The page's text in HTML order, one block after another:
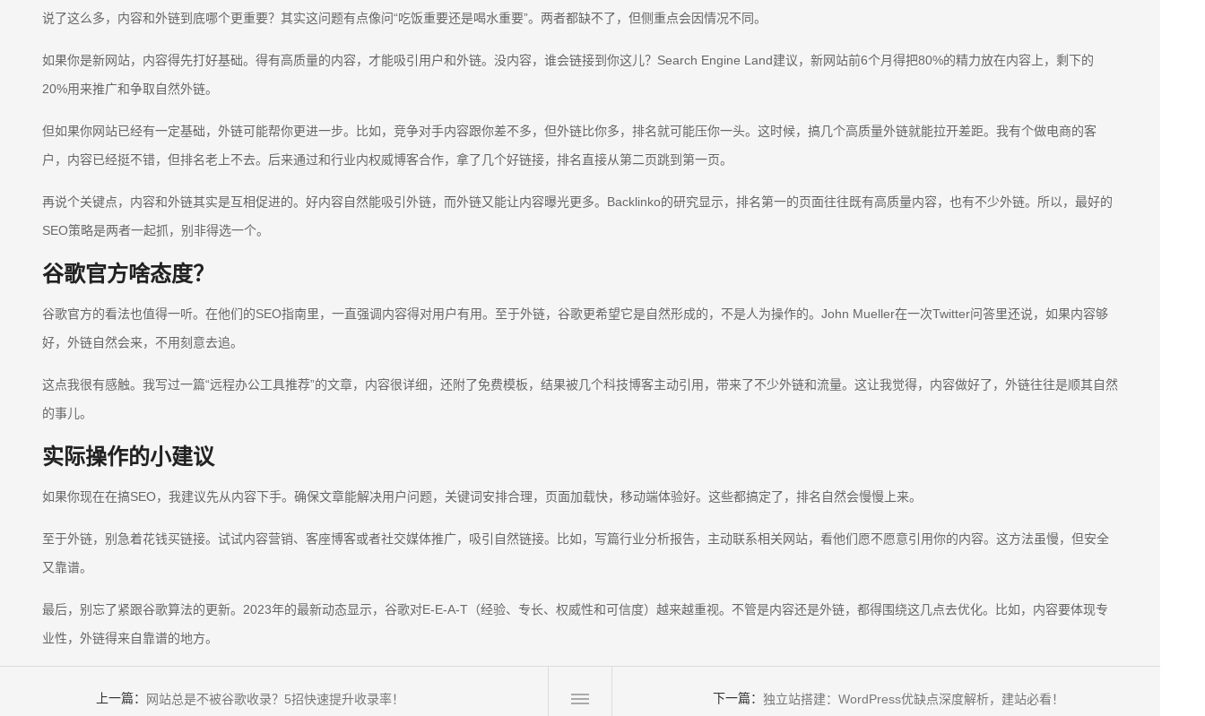
说了这么多，内容和外链到底哪个更重要？其实这问题有点像问“吃饭重要还是喝水重要”。两者都缺不了，但侧重点会因情况不同。
如果你是新网站，内容得先打好基础。得有高质量的内容，才能吸引用户和外链。没内容，谁会链接到你这儿？Search Engine Land建议，新网站前6个月得把80%的精力放在内容上，剩下的
20%用来推广和争取自然外链。
但如果你网站已经有一定基础，外链可能帮你更进一步。比如，竞争对手内容跟你差不多，但外链比你多，排名就可能压你一头。这时候，搞几个高质量外链就能拉开差距。我有个做电商的客
户，内容已经挺不错，但排名老上不去。后来通过和行业内权威博客合作，拿了几个好链接，排名直接从第二页跳到第一页。
再说个关键点，内容和外链其实是互相促进的。好内容自然能吸引外链，而外链又能让内容曝光更多。Backlinko的研究显示，排名第一的页面往往既有高质量内容，也有不少外链。所以，最好的
SEO策略是两者一起抓，别非得选一个。
谷歌官方啥态度？
谷歌官方的看法也值得一听。在他们的SEO指南里，一直强调内容得对用户有用。至于外链，谷歌更希望它是自然形成的，不是人为操作的。John Mueller在一次Twitter问答里还说，如果内容够
好，外链自然会来，不用刻意去追。
这点我很有感触。我写过一篇“远程办公工具推荐”的文章，内容很详细，还附了免费模板，结果被几个科技博客主动引用，带来了不少外链和流量。这让我觉得，内容做好了，外链往往是顺其自然
的事儿。
实际操作的小建议
如果你现在在搞SEO，我建议先从内容下手。确保文章能解决用户问题，关键词安排合理，页面加载快，移动端体验好。这些都搞定了，排名自然会慢慢上来。
至于外链，别急着花钱买链接。试试内容营销、客座博客或者社交媒体推广，吸引自然链接。比如，写篇行业分析报告，主动联系相关网站，看他们愿不愿意引用你的内容。这方法虽慢，但安全
又靠谱。
最后，别忘了紧跟谷歌算法的更新。2023年的最新动态显示，谷歌对E-E-A-T（经验、专长、权威性和可信度）越来越重视。不管是内容还是外链，都得围绕这几点去优化。比如，内容要体现专
业性，外链得来自靠谱的地方。
上一篇： 网站总是不被谷歌收录？5招快速提升收录率！ 下一篇： 独立站搭建：WordPress优缺点深度解析，建站必看！